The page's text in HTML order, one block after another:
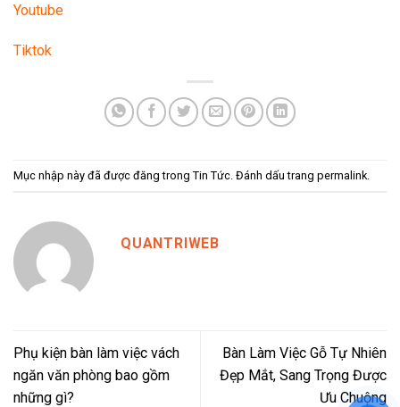
Youtube
Tiktok
Mục nhập này đã được đăng trong Tin Tức . Đánh dấu trang permalink
QUANTRIWEB
Phụ kiện bàn làm việc vách
ngăn văn phòng bao gồm
những gì?
Bàn Làm Việc Gỗ Tự Nhiên
Đẹp Mắt, Sang Trọng Được
Ưu Chuộng